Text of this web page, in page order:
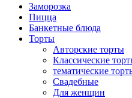
Заморозка
Пицца
Банкетные блюда
Торты
Авторские торты
Классические
тематические
Свадебные
Для женщин